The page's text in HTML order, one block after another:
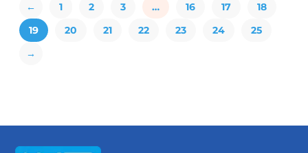
← 1 2 3 … 16 17
18
19
20 21 22 23 24
25
→